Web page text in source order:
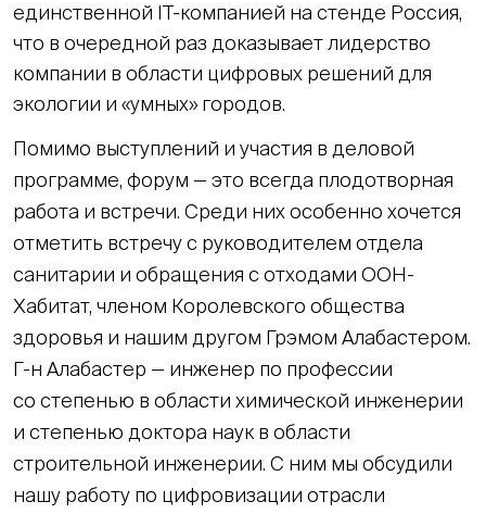
единственной IT-компанией на стенде Россия,
что в очередной раз доказывает лидерство
компании в области цифровых решений для
экологии и «умных» городов.
Помимо выступлений и участия в деловой
программе, форум — это всегда плодотворная
работа и встречи. Среди них особенно хочется
отметить встречу с руководителем отдела
санитарии и обращения с отходами ООН-
Хабитат, членом Королевского общества
здоровья и нашим другом Грэмом Алабастером.
Г-н Алабастер — инженер по профессии
со степенью в области химической инженерии
и степенью доктора наук в области
строительной инженерии. С ним мы обсудили
нашу работу по цифровизации отрасли